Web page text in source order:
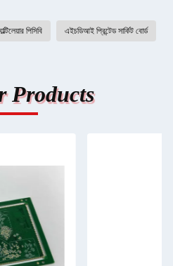
পিসিবি এইচডিআই প্রিন্টেড সার্কিট বোর্ড
Products